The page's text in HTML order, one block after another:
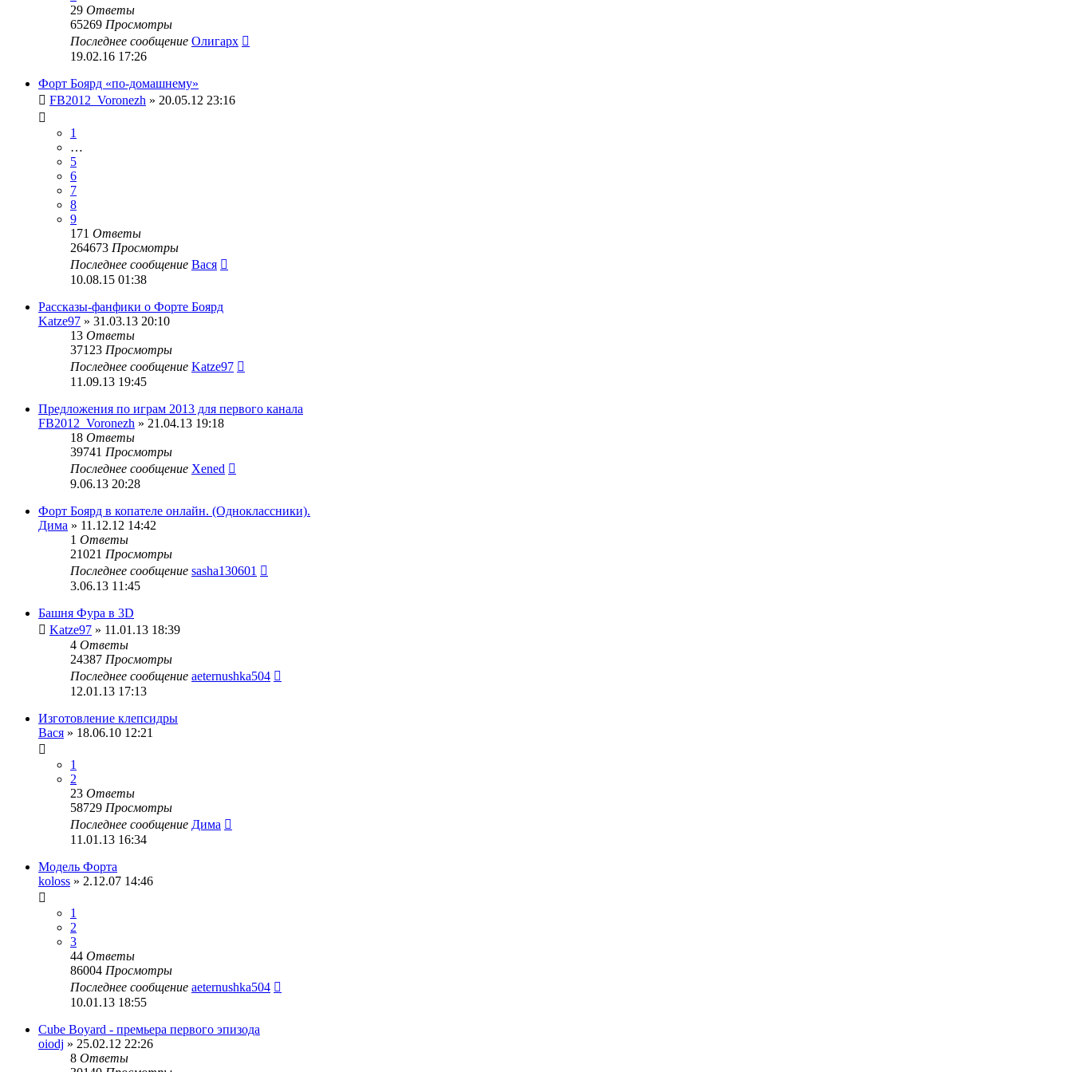
29 Ответы
65269 Просмотры
Последнее сообщение Олигарх
19.02.16 17:26
Форт Боярд «по-домашнему»
FB2012_Voronezh » 20.05.12 23:16
1
…
5
6
7
8
9
171 Ответы
264673 Просмотры
Последнее сообщение Вася
10.08.15 01:38
Рассказы-фанфики о Форте Боярд
Katze97 » 31.03.13 20:10
13 Ответы
37123 Просмотры
Последнее сообщение Katze97
11.09.13 19:45
Предложения по играм 2013 для первого канала
FB2012_Voronezh » 21.04.13 19:18
18 Ответы
39741 Просмотры
Последнее сообщение Xened
9.06.13 20:28
Форт Боярд в копателе онлайн. (Одноклассники).
Дима » 11.12.12 14:42
1 Ответы
21021 Просмотры
Последнее сообщение sasha130601
3.06.13 11:45
Башня Фура в 3D
Katze97 » 11.01.13 18:39
4 Ответы
24387 Просмотры
Последнее сообщение aeternushka504
12.01.13 17:13
Изготовление клепсидры
Вася » 18.06.10 12:21
1
2
23 Ответы
58729 Просмотры
Последнее сообщение Дима
11.01.13 16:34
Модель Форта
koloss » 2.12.07 14:46
1
2
3
44 Ответы
86004 Просмотры
Последнее сообщение aeternushka504
10.01.13 18:55
Cube Boyard - премьера первого эпизода
oiodj » 25.02.12 22:26
8 Ответы